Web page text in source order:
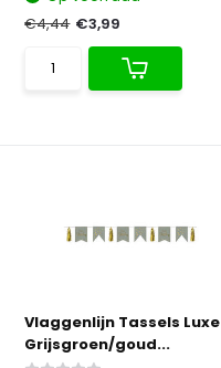
€4,44 €3,99
Vlaggenlijn Tassels Luxe
Grijsgroen/goud...